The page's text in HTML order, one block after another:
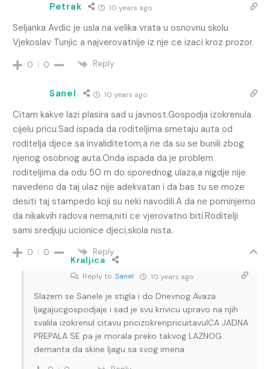
Petrak 10 years ago
Seljanka Avdic je usla na velika vrata u osnovnu skolu
Vjekoslav Tunjic a najverovatnije iz nje ce izaci kroz prozor.
0 0 Reply
Sanel 10 years ago
Citam kakve lazi plasira sad u javnost.Gospodja izokrenula
cijelu pricu.Sad ispada da roditeljima smetaju auta od
roditelja djece sa invaliditetom,a ne da su se bunili zbog
njenog osobnog auta.Onda ispada da je problem
roditeljima da odu 50 m do sporednog ulaza,a nigdje nije
navedeno da taj ulaz nije adekvatan i da bas tu se moze
desiti taj stampedo koji su neki navodili.A da ne pominjemo
da nikakvih radova nema,niti ce vjerovatno biti.Roditelji
sami sredjuju ucionice djeci,skola nista.
0 0
Reply
Kraljica
Reply to Sanel 10 years ago
Slazem se Sanele je stigla i do Dnevnog Avaza
ljagajucgospodjaje i sad je svu krivicu upravo na njih
svalila izokrenul citavu pricizokrenpricuitavuICA JADNA
PREPALA SE pa je morala preko takvog LAZNOG
demanta da skine ljagu sa svog imena